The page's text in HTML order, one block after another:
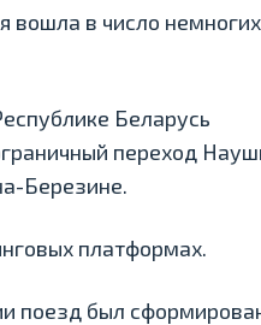
вошла в число немногих
Беларусь
переход
Березине.
платформах.
поезд был